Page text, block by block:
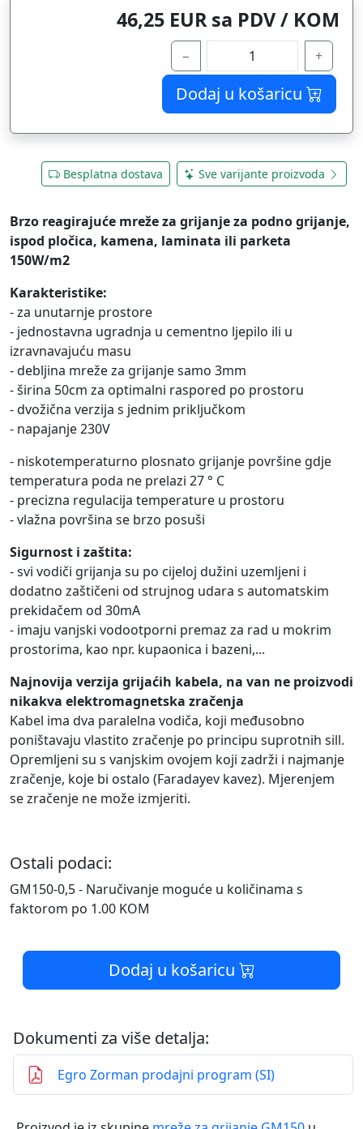
46,25 EUR sa PDV / KOM
− +
Dodaj u košaricu
Besplatna dostava Sve varijante proizvoda
Brzo reagirajuće mreže za grijanje za podno grijanje,
ispod pločica, kamena, laminata ili parketa
150W/m2
Karakteristike:
- za unutarnje prostore
- jednostavna ugradnja u cementno ljepilo ili u
izravnavajuću masu
- debljina mreže za grijanje samo 3mm
- širina 50cm za optimalni raspored po prostoru
- dvožična verzija s jednim priključkom
- napajanje 230V
- niskotemperaturno plosnato grijanje površine gdje
temperatura poda ne prelazi 27 ° C
- precizna regulacija temperature u prostoru
- vlažna površina se brzo posuši
Sigurnost i zaštita:
- svi vodiči grijanja su po cijeloj dužini uzemljeni i
dodatno zaštičeni od strujnog udara s automatskim
prekidačem od 30mA
- imaju vanjski vodootporni premaz za rad u mokrim
prostorima, kao npr. kupaonica i bazeni,...
Najnovija verzija grijaćih kabela, na van ne proizvodi
nikakva elektromagnetska zračenja
Kabel ima dva paralelna vodiča, koji međusobno
poništavaju vlastito zračenje po principu suprotnih sill.
Opremljeni su s vanjskim ovojem koji zadrži i najmanje
zračenje, koje bi ostalo (Faradayev kavez). Mjerenjem
se zračenje ne može izmjeriti.
Ostali podaci:
GM150-0,5 - Naručivanje moguće u količinama s
faktorom po 1.00 KOM
Dodaj u košaricu
Dokumenti za više detalja:
Egro Zorman prodajni program (SI)